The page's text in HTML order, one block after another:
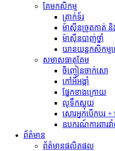
គែមកសិកម្ម
ត្រាក់ទ័រ
ម៉ាស៊ីនច្រូតកាត់
ម៉ាស៊ីនបាញ់ថ្នាំ
យានយន្តកសិកម្ម
សមាសធាតុ​គែម
ចិញ្ចៀនចាក់សោ
កៅអីអង្កាំ
ផ្នែកខាងក្រោយ
លូទឹកស្អុយ
សោរអ្នកបើកបរ
ឧបករណ៍ការពារវ៉
ព័ត៌មាន
ព័ត៌មានផលិតផល